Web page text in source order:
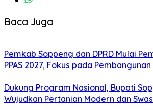
Baca Juga
Pemkab Soppeng dan DPRD Mulai
PPAS 2027, Fokus pada
Dukung Program Nasional, Bupati
Wujudkan Pertanian Modern dan